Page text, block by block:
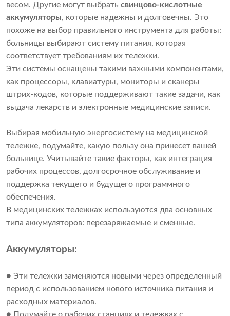
весом. Другие могут выбрать свинцово-кислотные
аккумуляторы, которые надежны и долговечны. Это
похоже на выбор правильного инструмента для работы:
больницы выбирают систему питания, которая
соответствует требованиям их тележки.
Эти системы оснащены такими важными компонентами,
как процессоры, клавиатуры, мониторы и сканеры
штрих-кодов, которые поддерживают такие задачи, как
выдача лекарств и электронные медицинские записи.
Выбирая мобильную энергосистему на медицинской
тележке, подумайте, какую пользу она принесет вашей
больнице. Учитывайте такие факторы, как интеграция
рабочих процессов, долгосрочное обслуживание и
поддержка текущего и будущего программного
обеспечения.
В медицинских тележках используются два основных
типа аккумуляторов: перезаряжаемые и сменные.
Аккумуляторы:
● Эти тележки заменяются новыми через определенный
период с использованием нового источника питания и
расходных материалов.